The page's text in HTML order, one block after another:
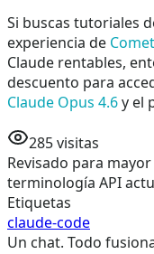
Si buscas tutoriales
experiencia de
Claude rentables,
descuento para
Claude Opus 4.6y el
285visitas
Revisado para
terminología API
Etiquetas
claude-code
Un chat. Todo